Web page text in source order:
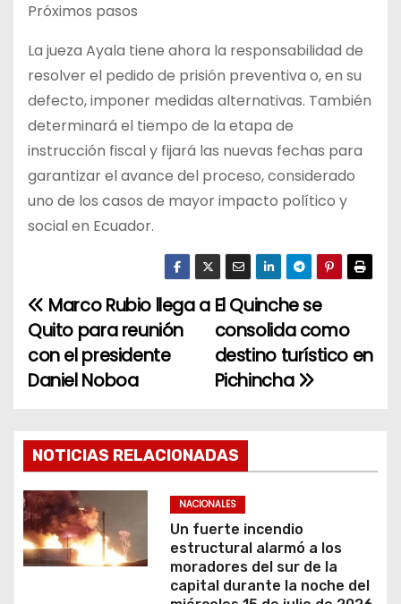
Próximos pasos
La jueza Ayala tiene ahora la responsabilidad de
resolver el pedido de prisión preventiva o, en su
defecto, imponer medidas alternativas. También
determinará el tiempo de la etapa de
instrucción fiscal y fijará las nuevas fechas para
garantizar el avance del proceso, considerado
uno de los casos de mayor impacto político y
social en Ecuador.
N
a
v
g
a
c
i
El Quinche se
consolida como
destino turístico en
Pichincha
Marco Rubio llega a
Quito para reunión
con el presidente
Daniel Noboa
NOTICIAS RELACIONADAS
NACIONALES
Un fuerte incendio
estructural alarmó a los
moradores del sur de la
capital durante la noche del